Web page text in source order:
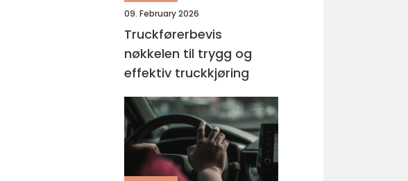
09. February 2026
Truckførerbevis
nøkkelen til trygg og
effektiv truckkjøring